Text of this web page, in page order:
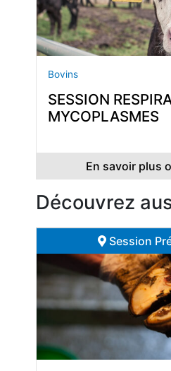
Bovins
SESSION
MYCOPLASMES
En savoir plus
Découvrez
Session